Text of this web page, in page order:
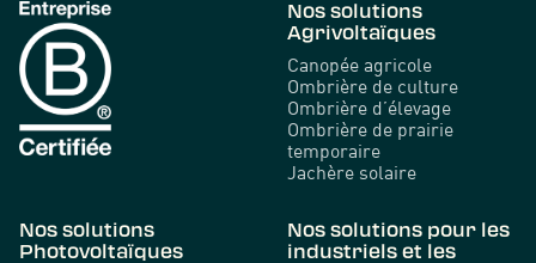
Nos solutions
Agrivoltaïques
Canopée agricole
Ombrière de culture
Ombrière d’élevage
Ombrière de prairie
temporaire
Jachère solaire
Nos solutions
Photovoltaïques
Nos solutions pour les
industriels et les